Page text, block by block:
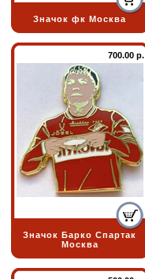
Значок фк Москва
700.00 р.
Значок Барко Спартак
Москва